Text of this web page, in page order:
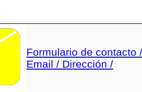
Formulario de contacto /
Email / Dirección /